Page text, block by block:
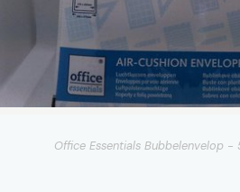
Office Essentials Bubbelenvelop -